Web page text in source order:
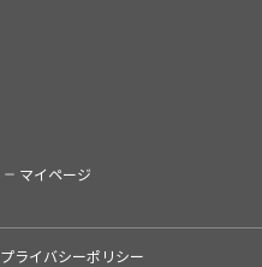
マイページ
プライバシーポリシー